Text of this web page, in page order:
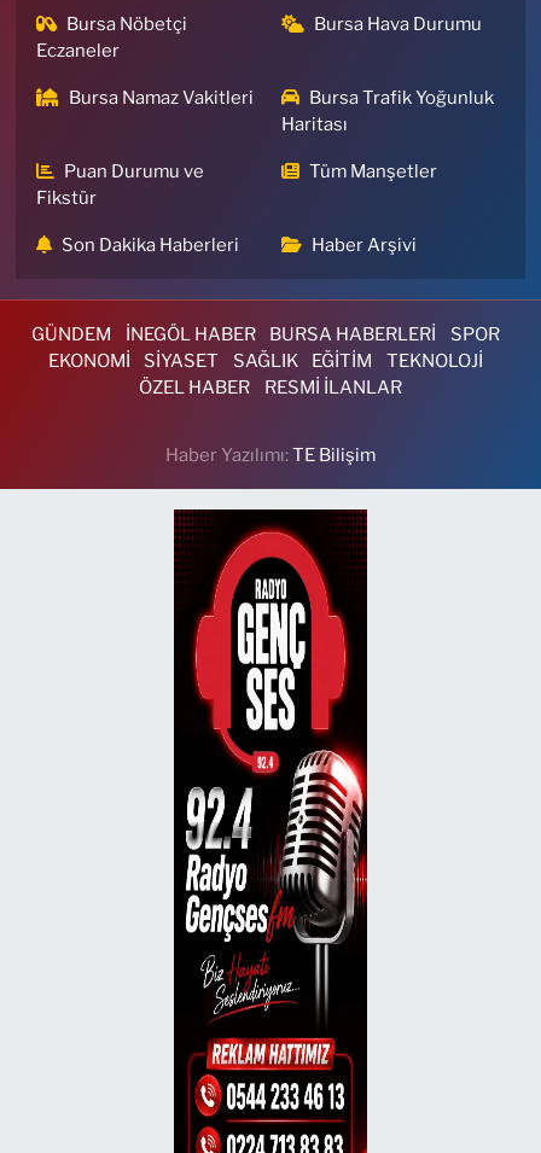
Bursa Nöbetçi
Eczaneler
Bursa Hava Durumu
Bursa Namaz Vakitleri
Bursa Trafik Yoğunluk
Haritası
Puan Durumu ve
Fikstür
Tüm Manşetler
Son Dakika Haberleri Haber Arşivi
GÜNDEM İNEGÖL HABER BURSA HABERLERİ
SPOR
EKONOMİ
SİYASET SAĞLIK EĞİTİM
TEKNOLOJİ
ÖZEL HABER
RESMİ İLANLAR
Haber Yazılımı:TE Bilişim